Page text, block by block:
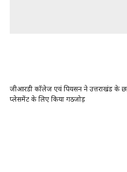
जीआरडी कॉलेज एवं पियर्सन ने उत्तराखंड के
प्लेसमेंट के लिए किया गठजोड़